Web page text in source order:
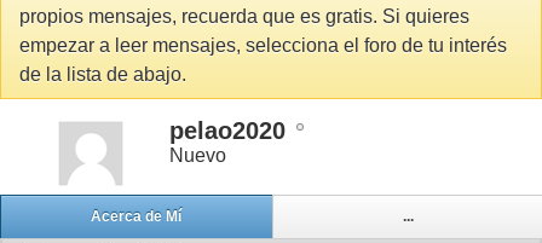
propios mensajes, recuerda que es gratis. Si quieres
empezar a leer mensajes, selecciona el foro de tu interés
de la lista de abajo.
pelao2020
Nuevo
Acerca de Mí ...